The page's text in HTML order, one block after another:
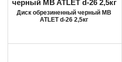
Диск обрезиненный черный MB
ATLET d-26 2,5кг